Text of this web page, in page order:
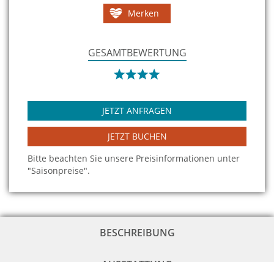
Merken
GESAMTBEWERTUNG
JETZT ANFRAGEN
JETZT BUCHEN
Bitte beachten Sie unsere Preisinformationen unter
"Saisonpreise".
BESCHREIBUNG